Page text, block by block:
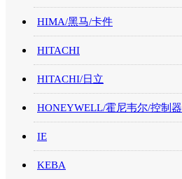
HIMA/黑马/卡件
HITACHI
HITACHI/日立
HONEYWELL/霍尼韦尔/控制器
IE
KEBA